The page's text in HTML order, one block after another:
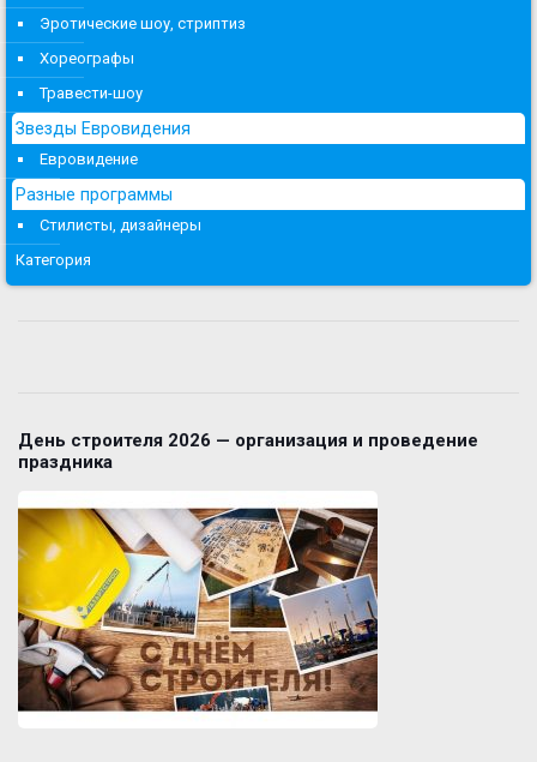
Эротические шоу, стриптиз
Хореографы
Травести-шоу
Звезды Евровидения
Евровидение
Разные программы
Стилисты, дизайнеры
Категория
День строителя 2026 — организация и проведение
праздника